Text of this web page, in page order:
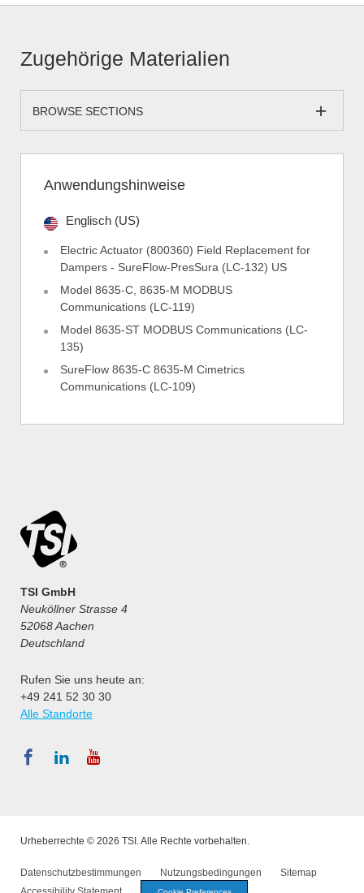
Zugehörige Materialien
BROWSE SECTIONS
Anwendungshinweise
Englisch (US)
Electric Actuator (800360) Field Replacement for
Dampers - SureFlow-PresSura (LC-132) US
Model 8635-C, 8635-M MODBUS
Communications (LC-119)
Model 8635-ST MODBUS Communications (LC-
135)
SureFlow 8635-C 8635-M Cimetrics
Communications (LC-109)
TSI GmbH
Neuköllner Strasse 4
52068 Aachen
Deutschland
Rufen Sie uns heute an:
+49 241 52 30 30
Alle Standorte
Urheberrechte © 2026 TSI. Alle Rechte vorbehalten.
Datenschutzbestimmungen Nutzungsbedingungen
Sitemap